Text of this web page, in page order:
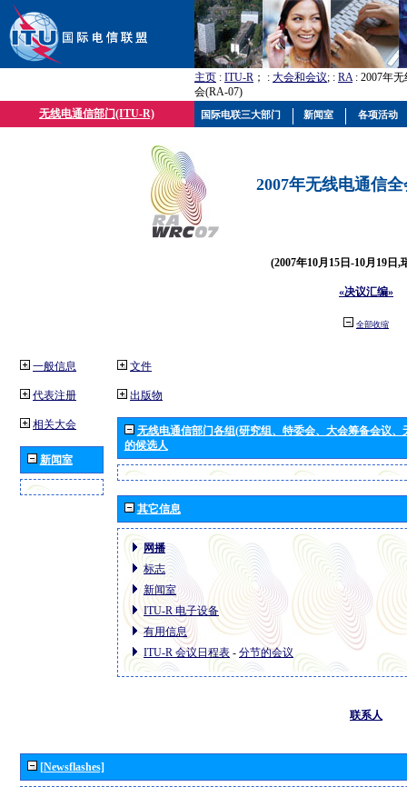
主页 : ITU-R ； : 大会和会议; : RA: 2007年
会(RA-07)
无线电通信部门(ITU-R)
2007年无线电通信
(2007年10月15日-10月19日,
«决议汇编»
全部收缩
一般信息
代表注册
相关大会
新闻室
文件
出版物
无线电通信部门各组(研究组、特委会、大会筹备会议
的候选人
其它信息
网播
标志
新闻室
ITU-R 电子设备
有用信息
ITU-R 会议日程表 - 分节的会议
联系人
[Newsflashes]
国际电联三大部门 新闻室 各项活动